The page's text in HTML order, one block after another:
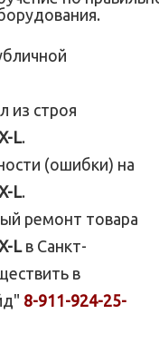
из строя
L.
(ошибки) на
L.
ремонт товара
Lв Санкт-
в
8-911-924-25-